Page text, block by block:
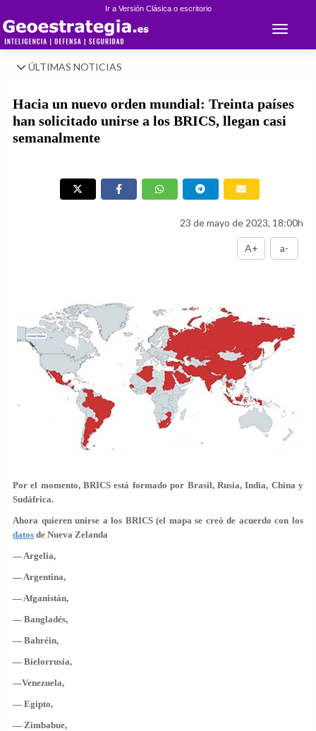
Ir a Versión Clásica o escritorio
Toggle
ÚLTIMAS NOTICIAS
Hacia un nuevo orden mundial: Treinta países
han solicitado unirse a los BRICS, llegan casi
semanalmente
23 de mayo de 2023, 18:00h
A+ a-
Por el momento, BRICS está formado por Brasil, Rusia, India, China y
Sudáfrica.
Ahora quieren unirse a los BRICS (el mapa se creó de acuerdo con los
datos de Nueva Zelanda
— Argelia,
— Argentina,
— Afganistán,
— Bangladés,
— Bahréin,
— Bielorrusia,
—Venezuela,
— Egipto,
— Zimbabue,